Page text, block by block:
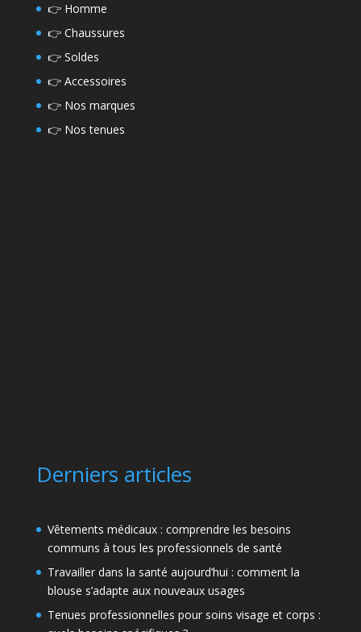
👉 Homme
👉 Chaussures
👉 Soldes
👉 Accessoires
👉 Nos marques
👉 Nos tenues
Derniers articles
Vêtements médicaux : comprendre les besoins
communs à tous les professionnels de santé
Travailler dans la santé aujourd’hui : comment la
blouse s’adapte aux nouveaux usages
Tenues professionnelles pour soins visage et corps :